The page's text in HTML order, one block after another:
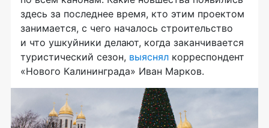
здесь за последнее время, кто этим проектом
занимается, с чего началось строительство
и что ушкуйники делают, когда заканчивается
туристический сезон, выяснял корреспондент
«Нового Калининграда» Иван Марков.